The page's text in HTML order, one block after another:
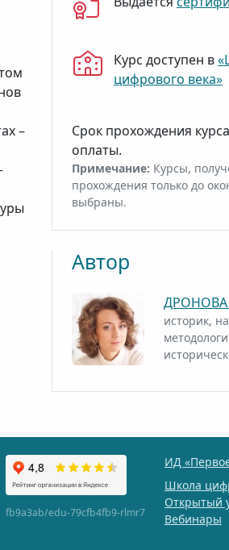
Курс доступен в
цифрового века»
Срок прохождения
оплаты.
Примечание: Курсы,
прохождения только до
выбраны.
Автор
ДРОНОВА
историк,
–
fb9a3ab/edu-79cfb4fb9-rlmr7
ИД
Школа
Открытый
Вебинары